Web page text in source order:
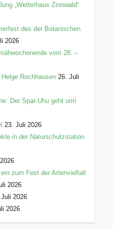
„Wetterhaus Zinnwald“
des der Botanischen
2026
vom 28. –
Rochhausen 26. Juli
Der Spar-Uhu geht um!
23. Juli 2026
in der Naturschutzstation
zum Fest der Artenvielfalt
2026
2026
2026